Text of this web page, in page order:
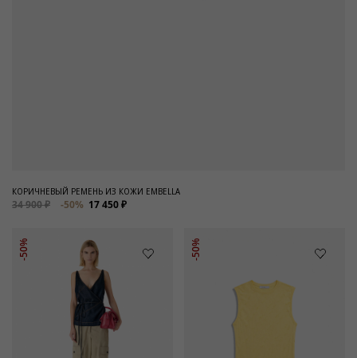
КОРИЧНЕВЫЙ РЕМЕНЬ ИЗ КОЖИ EMBELLA
34 900 ₽ -50% 17 450 ₽
-50% -50%